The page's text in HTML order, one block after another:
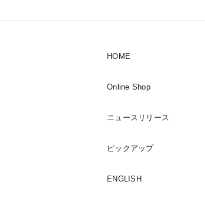
HOME
Online Shop
ニュースリリース
ピックアップ
ENGLISH